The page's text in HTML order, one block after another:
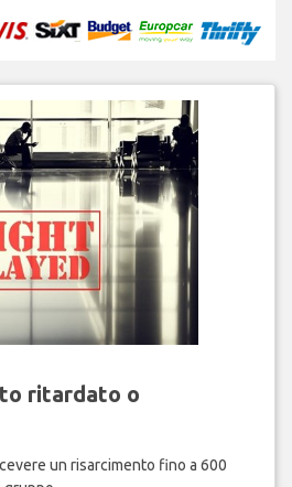
ritardato o
un risarcimento fino a 600